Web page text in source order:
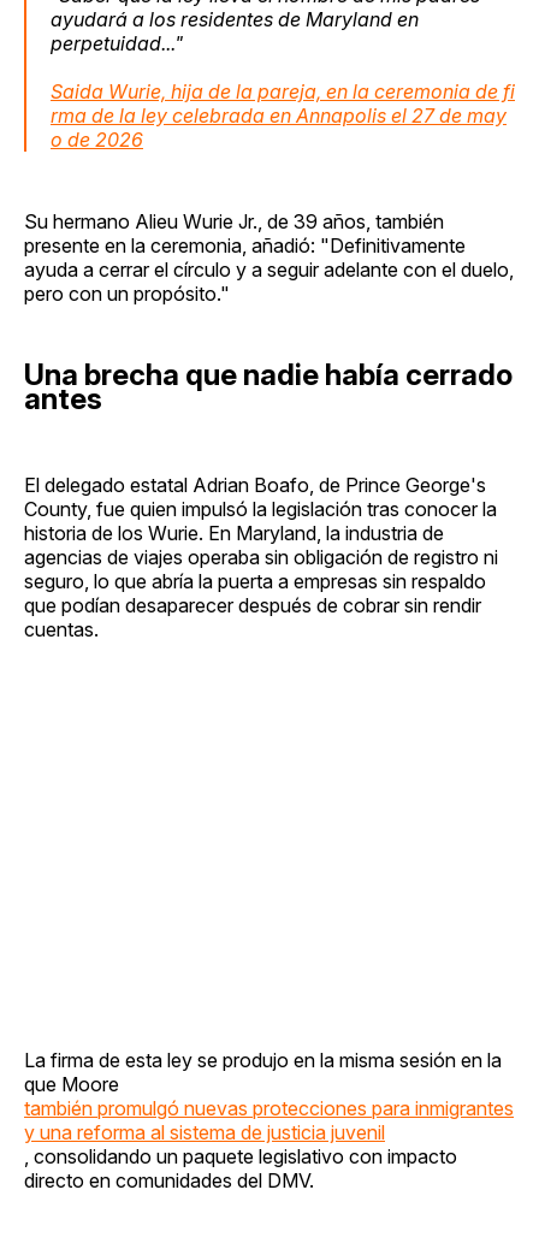
ayudará a los residentes de Maryland en
perpetuidad..."
Saida Wurie, hija de la pareja, en la ceremonia de fi
rma de la ley celebrada en Annapolis el 27 de may
o de 2026
Su hermano Alieu Wurie Jr., de 39 años, también
presente en la ceremonia, añadió: "Definitivamente
ayuda a cerrar el círculo y a seguir adelante con el duelo,
pero con un propósito."
Una brecha que nadie había cerrado
antes
El delegado estatal Adrian Boafo, de Prince George's
County, fue quien impulsó la legislación tras conocer la
historia de los Wurie. En Maryland, la industria de
agencias de viajes operaba sin obligación de registro ni
seguro, lo que abría la puerta a empresas sin respaldo
que podían desaparecer después de cobrar sin rendir
cuentas.
La firma de esta ley se produjo en la misma sesión en la
que Moore
también promulgó nuevas protecciones para inmigrantes
y una reforma al sistema de justicia juvenil
, consolidando un paquete legislativo con impacto
directo en comunidades del DMV.